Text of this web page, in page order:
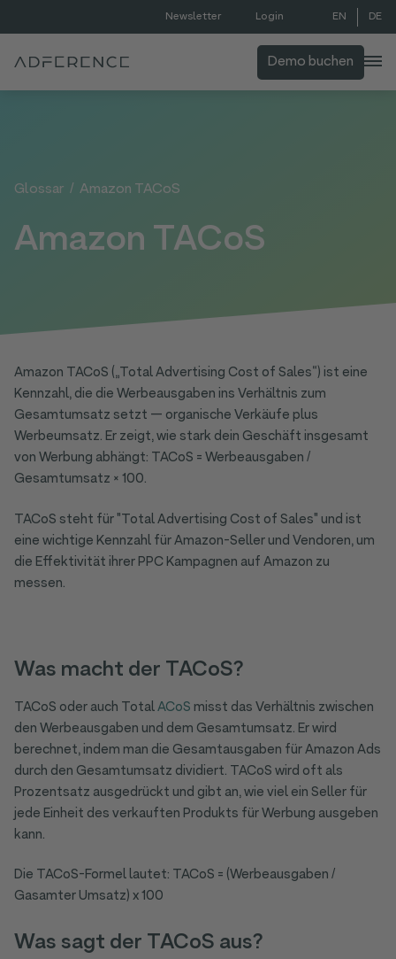
Newsletter Login EN DE
Demo buchen
Glossar / Amazon TACoS
Amazon TACoS
Amazon TACoS („Total Advertising Cost of Sales“) ist eine
Kennzahl, die die Werbeausgaben ins Verhältnis zum
Gesamtumsatz setzt — organische Verkäufe plus
Werbeumsatz. Er zeigt, wie stark dein Geschäft insgesamt
von Werbung abhängt: TACoS = Werbeausgaben /
Gesamtumsatz × 100.
TACoS steht für "Total Advertising Cost of Sales" und ist
eine wichtige Kennzahl für Amazon-Seller und Vendoren, um
die Effektivität ihrer PPC Kampagnen auf Amazon zu
messen.
Was macht der TACoS?
TACoS oder auch TotalACoS misst das Verhältnis zwischen
den Werbeausgaben und dem Gesamtumsatz. Er wird
berechnet, indem man die Gesamtausgaben für Amazon Ads
durch den Gesamtumsatz dividiert. TACoS wird oft als
Prozentsatz ausgedrückt und gibt an, wie viel ein Seller für
jede Einheit des verkauften Produkts für Werbung ausgeben
kann.
Die TACoS-Formel lautet: TACoS = (Werbeausgaben /
Gasamter Umsatz) x 100
Was sagt der TACoS aus?